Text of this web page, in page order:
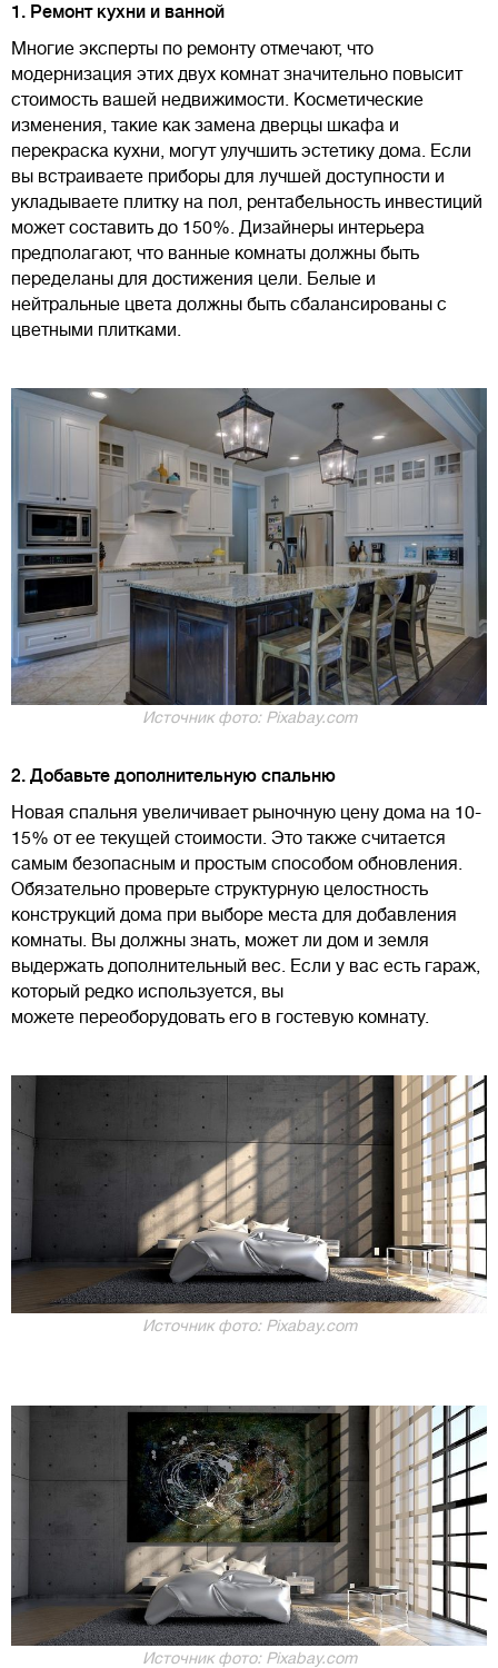
1. Ремонт кухни и ванной
Многие эксперты по ремонту отмечают, что
модернизация этих двух комнат значительно повысит
стоимость вашей недвижимости. Косметические
изменения, такие как замена дверцы шкафа и
перекраска кухни, могут улучшить эстетику дома. Если
вы встраиваете приборы для лучшей доступности и
укладываете плитку на пол, рентабельность инвестиций
может составить до 150%. Дизайнеры интерьера
предполагают, что ванные комнаты должны быть
переделаны для достижения цели. Белые и
нейтральные цвета должны быть сбалансированы с
цветными плитками.
Источник фото: Pixabay.com
2. Добавьте дополнительную спальню
Новая спальня увеличивает рыночную цену дома на 10-
15% от ее текущей стоимости. Это также считается
самым безопасным и простым способом обновления.
Обязательно проверьте структурную целостность
конструкций дома при выборе места для добавления
комнаты. Вы должны знать, может ли дом и земля
выдержать дополнительный вес. Если у вас есть гараж,
который редко используется, вы
можете переоборудовать его в гостевую комнату.
Источник фото: Pixabay.com
Источник фото: Pixabay.com